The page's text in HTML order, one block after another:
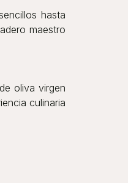
hasta
maestro
oliva virgen
culinaria